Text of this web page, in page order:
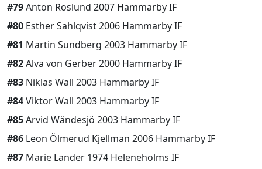
#79Anton Roslund 2007 Hammarby IF
#80 Esther Sahlqvist 2006 Hammarby IF
#81 Martin Sundberg 2003 Hammarby IF
#82Alva von Gerber 2000 Hammarby IF
#83 Niklas Wall 2003 Hammarby IF
#84Viktor Wall 2003 Hammarby IF
#85Arvid Wändesjö 2003 Hammarby IF
#86 Leon Ölmerud Kjellman 2006 Hammarby IF
#87 Marie Lander 1974 Heleneholms IF